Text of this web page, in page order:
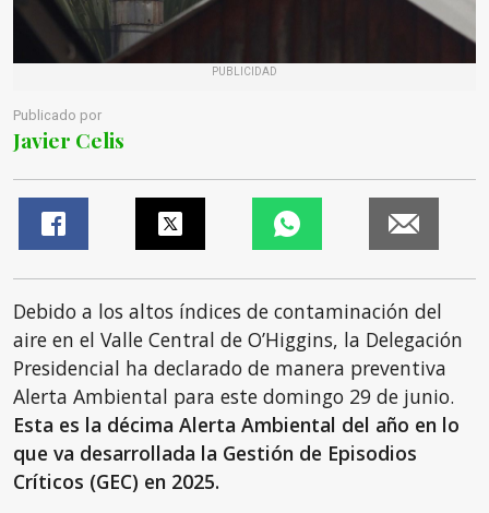
PUBLICIDAD
Publicado por
Javier Celis
Debido a los altos índices de contaminación del
aire en el Valle Central de O’Higgins, la Delegación
Presidencial ha declarado de manera preventiva
Alerta Ambiental para este domingo 29 de junio.
Esta es la décima Alerta Ambiental del año en lo
que va desarrollada la Gestión de Episodios
Críticos (GEC) en 2025.